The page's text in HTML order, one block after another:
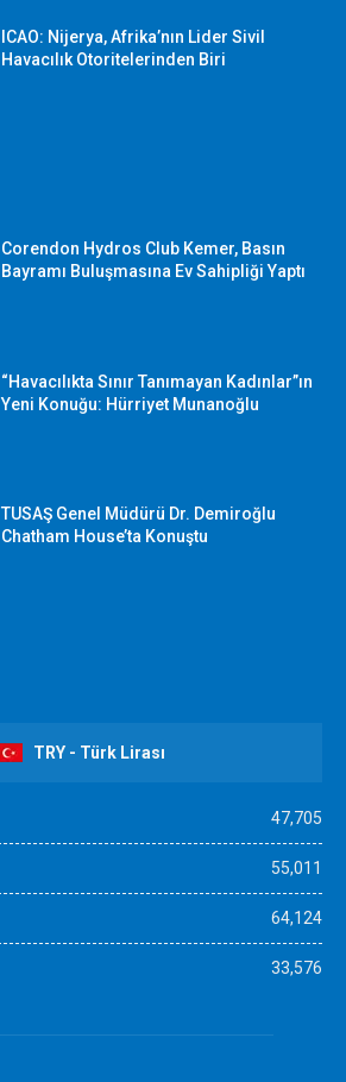
ICAO: Nijerya, Afrika’nın Lider Sivil
Havacılık Otoritelerinden Biri
Corendon Hydros Club Kemer, Basın
Bayramı Buluşmasına Ev Sahipliği Yaptı
“Havacılıkta Sınır Tanımayan Kadınlar”ın
Yeni Konuğu: Hürriyet Munanoğlu
TUSAŞ Genel Müdürü Dr. Demiroğlu
Chatham House’ta Konuştu
TRY - Türk Lirası
47,705
55,011
64,124
33,576